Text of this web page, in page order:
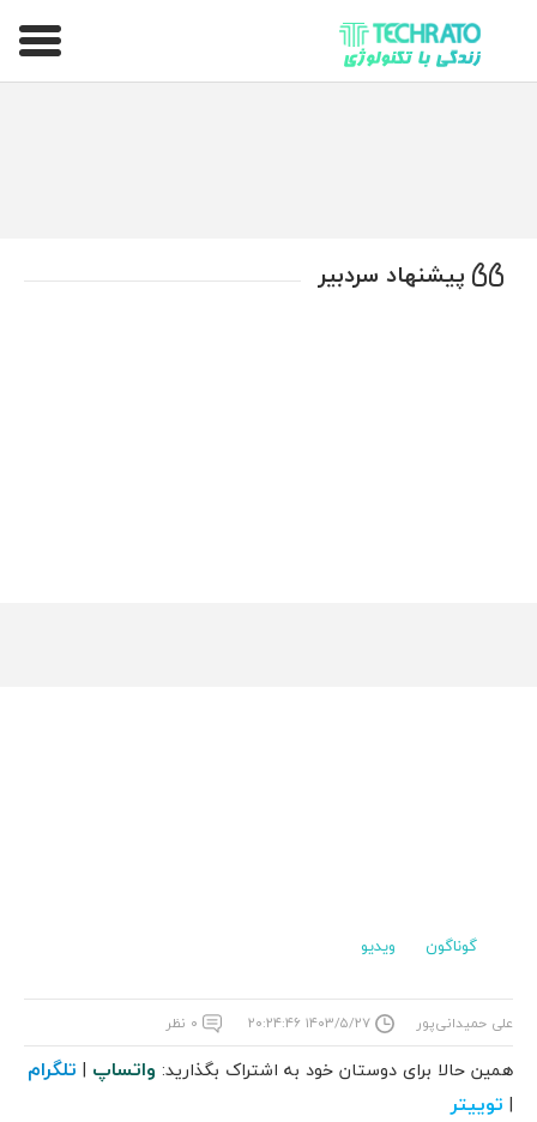
تکراتو – زندگی با تکنولوژی
پیشنهاد سردبیر
گوناگون ویدیو
علی حمیدانی‌پور ۱۴۰۳/۵/۲۷ ۲۰:۲۴:۴۶ ۰ نظر
همین حالا برای دوستان خود به اشتراک بگذارید: واتساپ | تلگرام
| توییتر